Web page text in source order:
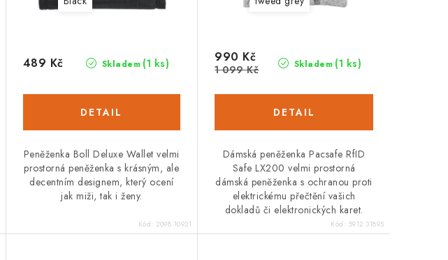
Skladem (1 ks)
489 Kč
Peněženka Boll Deluxe Wallet velmi
prostorná peněženka s krásným, ale
decentním designem, který ocení
jak miži, tak i ženy.
Kód: 2098.10921
Skladem (1 ks)
990 Kč
1 099 Kč
Dámská peněženka Pacsafe RfID
Safe LX200 velmi prostorná
dámská peněženka s ochranou proti
elektrickému přečtění vašich
dokladů či elektronických karet.
Kód: 5912.31895